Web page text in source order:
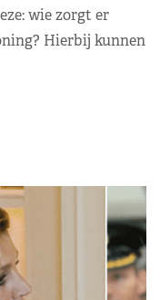
wie zorgt er
Hierbij kunnen